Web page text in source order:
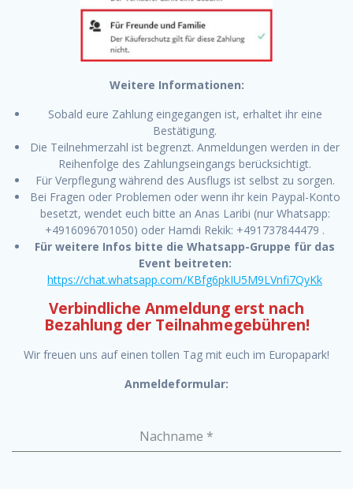
Weitere Informationen:
Sobald eure Zahlung eingegangen ist, erhaltet ihr eine
Bestätigung.
Die Teilnehmerzahl ist begrenzt. Anmeldungen werden in der
Reihenfolge des Zahlungseingangs berücksichtigt.
Für Verpflegung während des Ausflugs ist selbst zu sorgen.
Bei Fragen oder Problemen oder wenn ihr kein Paypal-Konto
besetzt, wendet euch bitte an Anas Laribi (nur Whatsapp:
+4916096701050) oder Hamdi Rekik: +491737844479 .
Für weitere Infos bitte die Whatsapp-Gruppe für das
Event beitreten:
https://chat.whatsapp.com/KBfg6pkIU5M9LVnfi7QyKk
Verbindliche Anmeldung erst nach
Bezahlung der Teilnahmegebühren!
Wir freuen uns auf einen tollen Tag mit euch im Europapark!
Anmeldeformular:
Nachname *